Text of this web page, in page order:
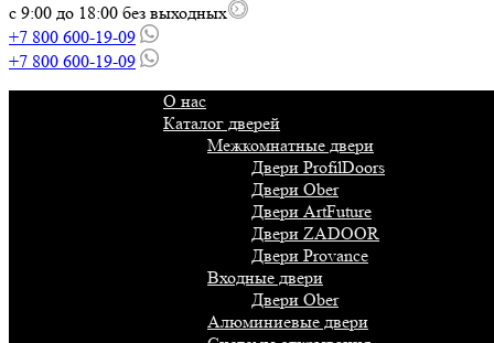
с 9:00 до 18:00 без выходных
+7 800 600-19-09
+7 800 600-19-09
О нас
Каталог дверей
Межкомнатные двери
Двери ProfilDoors
Двери Ober
Двери ArtFuture
Двери ZADOOR
Двери Provance
Входные двери
Двери Ober
Алюминиевые двери